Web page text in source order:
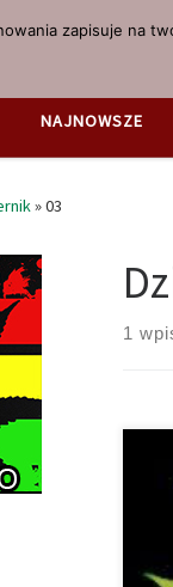
NAJNOWSZE
»03
1
zapisuje na